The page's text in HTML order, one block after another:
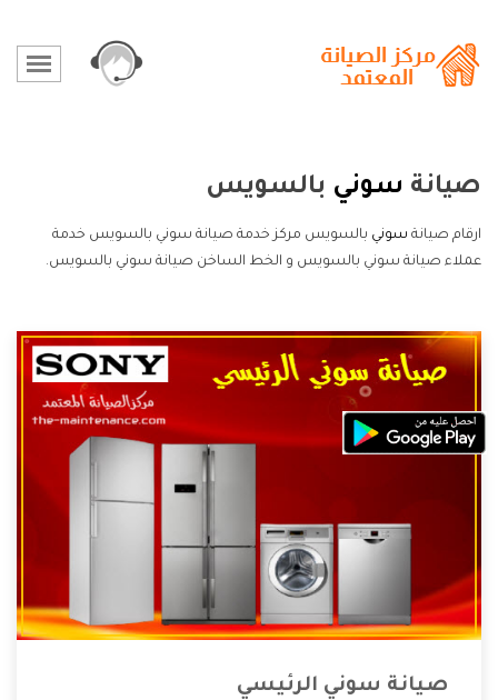
صيانة سوني بالسويس
ارقام صيانة سوني بالسويس مركز خدمة صيانة سوني بالسويس خدمة
عملاء صيانة سوني بالسويس و الخط الساخن صيانة سوني بالسويس.
صيانة سوني الرئيسي